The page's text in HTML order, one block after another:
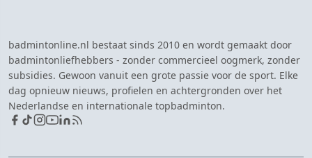
badmintonline.nl bestaat sinds 2010 en wordt gemaakt door
badmintonliefhebbers - zonder commercieel oogmerk, zonder
subsidies. Gewoon vanuit een grote passie voor de sport. Elke
dag opnieuw nieuws, profielen en achtergronden over het
Nederlandse en internationale topbadminton.